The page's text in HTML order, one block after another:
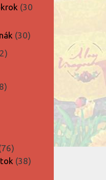
termék
30
3030
22
108
7676
termék
3838